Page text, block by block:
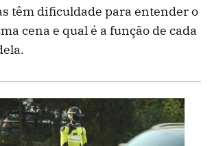
têm dificuldade para entender o
cena e qual é a função de cada